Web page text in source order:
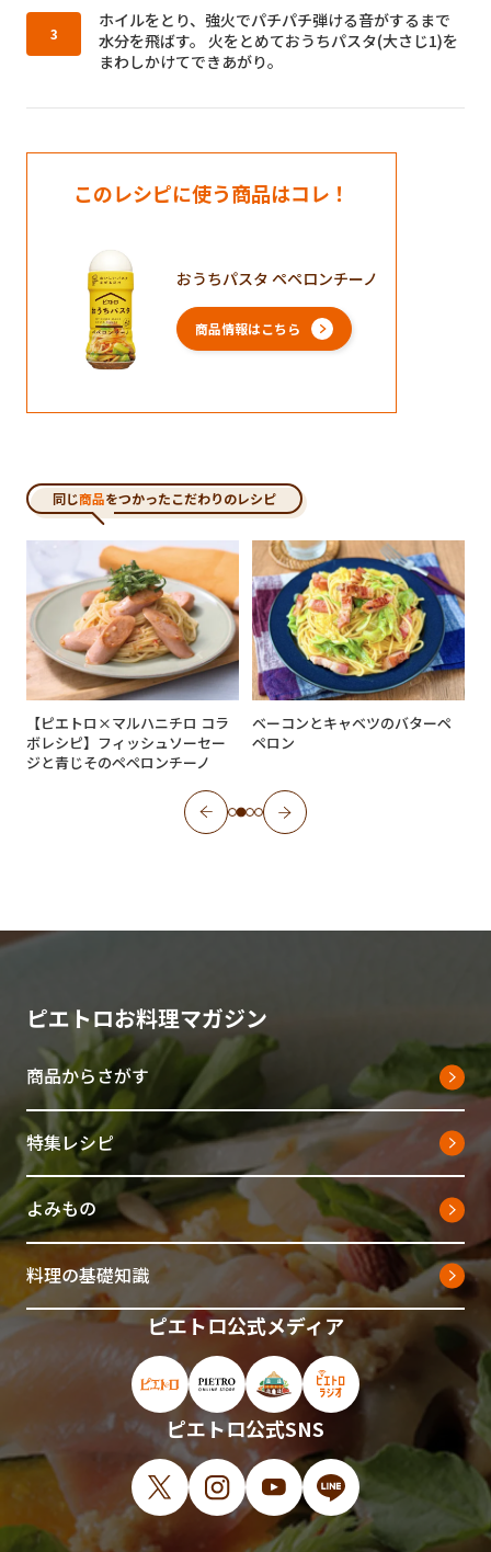
作り方3：
ホイルをとり、強火でパチパチ弾ける音がするまで
水分を飛ばす。 火をとめておうちパスタ(大さじ1)を
まわしかけてできあがり。
このレシピに使う商品はコレ！
おうちパスタ ペペロンチーノ
商品情報はこちら
同じ商品をつかったこだわりのレシピ
【ピエトロ×マルハニチロ コラ
ボレシピ】フィッシュソーセー
ジと青じそのペペロンチーノ
ベーコンとキャベツのバターペ
ペロン
ピエトロお料理マガジン
商品からさがす
特集レシピ
よみもの
料理の基礎知識
ピエトロ公式メディア
ピエトロ公式サイト（新しいウィンドウで
ピエトロオンラインストア（新しい
ピエトロホームタウン（新
ピエトロラジオ（新
ピエトロ公式SNS
X（新しいウィンドウで開きます）
Instagram（新しいウィンドウで開
YouTube（新しいウィンド
LINE（新しいウィン